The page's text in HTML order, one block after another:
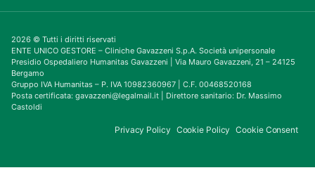
2026 © Tutti i diritti riservati
ENTE UNICO GESTORE – Cliniche Gavazzeni S.p.A. Società unipersonale
Presidio Ospedaliero Humanitas Gavazzeni | Via Mauro Gavazzeni, 21 – 24125
Bergamo
Gruppo IVA Humanitas – P. IVA 10982360967 | C.F. 00468520168
Posta certificata: gavazzeni@legalmail.it | Direttore sanitario: Dr. Massimo
Castoldi
Privacy Policy Cookie Policy Cookie Consent